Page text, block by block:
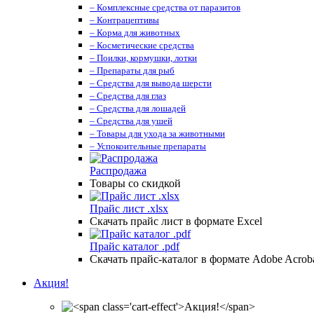
– Комплексные средства от паразитов
– Контрацептивы
– Корма для животных
– Косметические средства
– Поилки, кормушки, лотки
– Препараты для рыб
– Средства для вывода шерсти
– Средства для глаз
– Средства для лошадей
– Средства для ушей
– Товары для ухода за животными
– Успокоительные препараты
Распродажа
Товары со скидкой
Прайс лист .xlsx
Скачать прайс лист в формате Excel
Прайс каталог .pdf
Скачать прайс-каталог в формате Adobe
Акция!